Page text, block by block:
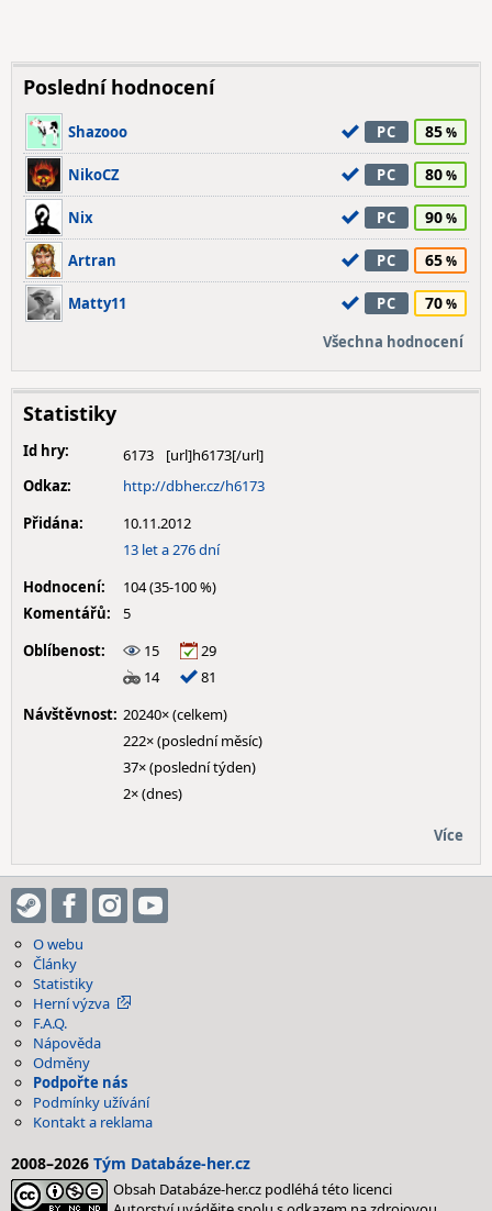
Poslední hodnocení
Shazooo PC 85
NikoCZ PC 80
Nix PC 90
Artran PC 65
Matty11 PC 70
Všechna hodnocení
Statistiky
Id hry:
6173
Odkaz:
http://dbher.cz/h6173
Přidána:
10.11.2012
13 let a 276 dní
Hodnocení:
104 (35-100 %)
Komentářů:
5
Oblíbenost:
15
29
14
81
Návštěvnost: 20240× (celkem)
222× (poslední měsíc)
37× (poslední týden)
2× (dnes)
Více
O webu
Články
Statistiky
Herní výzva
F.A.Q.
Nápověda
Odměny
Podpořte nás
Podmínky užívání
Kontakt a reklama
2008–2026 Tým Databáze-her.cz
Obsah Databáze-her.cz podléhá této licenci